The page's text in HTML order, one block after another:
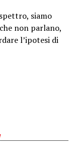
siamo
non parlano,
l’ipotesi di